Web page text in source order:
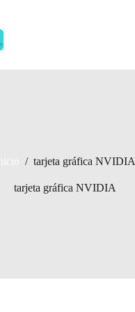
/ tarjeta gráfica NVIDIA
tarjeta gráfica NVIDIA